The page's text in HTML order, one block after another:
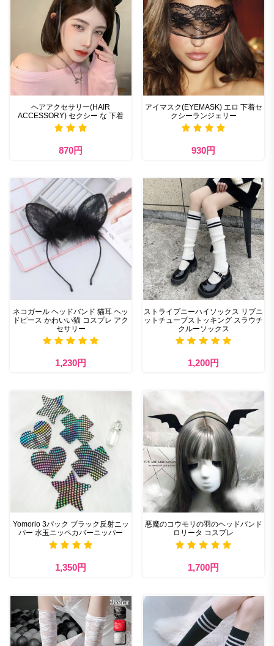
ヘアアクセサリー(HAIR
ACCESSORY) セクシー な 下着
870円
アイマスク(EYEMASK) エロ 下着セ
クシーランジェリー
930円
ネコガール ヘッドバンド 猫耳 ヘッ
ドピース かわいい猫 コスプレ アク
セサリー
1,230円
ストライプニーハイソックス リブニ
ットチューブストッキング スラウチ
クルーソックス
1,200円
Yomorio 3パック ブラック反射ニッ
パー 水玉ニッペカバーニッパー
1,350円
悪魔のコウモリの羽のヘッドバンド
ロリータ コスプレ
1,700円